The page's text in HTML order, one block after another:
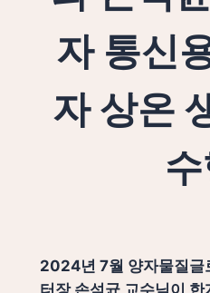
자 통신
자 상온
2024년 7월 양자물질글